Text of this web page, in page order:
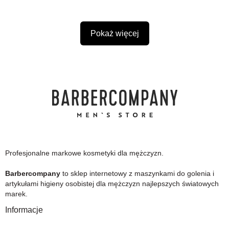
Pokaż więcej
Profesjonalne markowe kosmetyki dla mężczyzn.
Barbercompany to sklep internetowy z maszynkami do golenia i
artykułami higieny osobistej dla mężczyzn najlepszych światowych
marek.
Informacje